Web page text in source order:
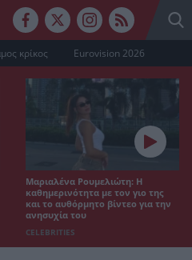
κρίκος Eurovision 2026
Μαριαλένα Ρουμελιώτη: Η
καθημερινότητα με τον γιο της
και το αυθόρμητο βίντεο για την
ανησυχία του
CELEBRITIES